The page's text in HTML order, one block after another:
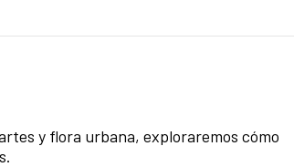
y flora urbana, exploraremos cómo